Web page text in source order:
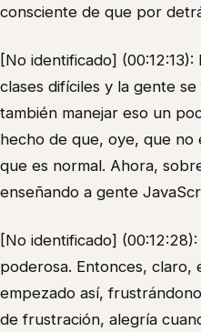
consciente de que por
[No identificado]
clases difíciles y la gente
también manejar eso un
hecho de que, oye, que no
que es normal. Ahora,
enseñando a gente
[No identificado]
poderosa. Entonces, claro,
empezado así,
de frustración, alegría